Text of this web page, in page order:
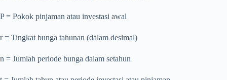
P = Pokok pinjaman atau investasi awal
r = Tingkat bunga tahunan (dalam desimal)
n = Jumlah periode bunga dalam setahun